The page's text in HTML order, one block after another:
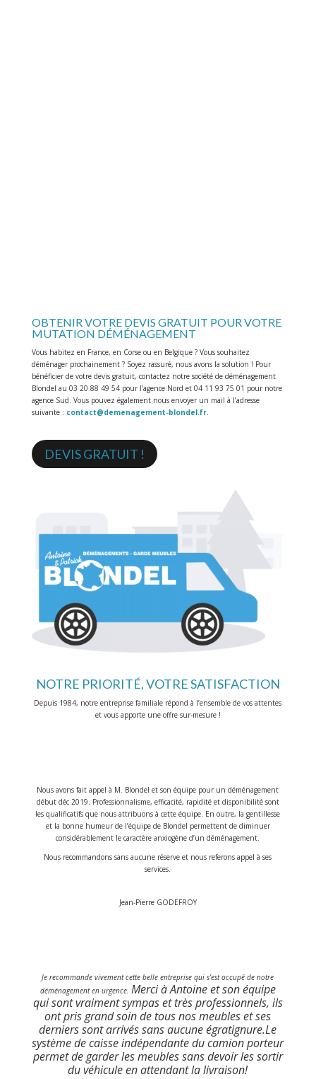
OBTENIR VOTRE DEVIS GRATUIT POUR VOTRE
MUTATION DÉMÉNAGEMENT
Vous habitez en France, en Corse ou en Belgique ? Vous souhaitez
déménager prochainement ? Soyez rassuré, nous avons la solution ! Pour
bénéficier de votre devis gratuit, contactez notre société de déménagement
Blondel au 03 20 88 49 54 pour l’agence Nord et 04 11 93 75 01 pour notre
agence Sud. Vous pouvez également nous envoyer un mail à l’adresse
suivante : contact@demenagement-blondel.fr.
DEVIS GRATUIT !
NOTRE PRIORITÉ, VOTRE SATISFACTION
Depuis 1984, notre entreprise familiale répond à l’ensemble de vos attentes
et vous apporte une offre sur-mesure !
Nous avons fait appel à M. Blondel et son équipe pour un déménagement
début déc 2019. Professionnalisme, efficacité, rapidité et disponibilité sont
les qualificatifs que nous attribuons à cette équipe. En outre, la gentillesse
et la bonne humeur de l’équipe de Blondel permettent de diminuer
considérablement le caractère anxiogène d’un déménagement.
Nous recommandons sans aucune réserve et nous referons appel à ses
services.
Jean-Pierre GODEFROY
Je recommande vivement cette belle entreprise qui s’est occupé de notre
déménagement en urgence. Merci à Antoine et son équipe
qui sont vraiment sympas et très professionnels, ils
ont pris grand soin de tous nos meubles et ses
derniers sont arrivés sans aucune égratignure.Le
système de caisse indépendante du camion porteur
permet de garder les meubles sans devoir les sortir
du véhicule en attendant la livraison!